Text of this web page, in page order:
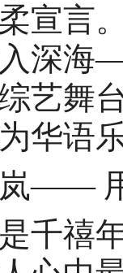
宣言
深海
艺舞
华语
用
禧年